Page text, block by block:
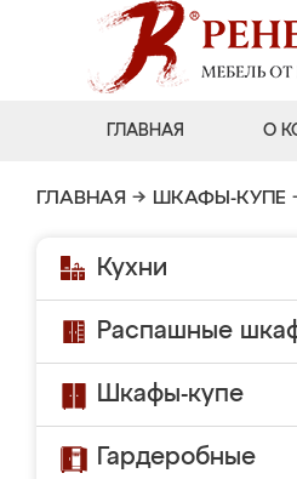
ГЛАВНАЯ О
ГЛАВНАЯ → ШКАФЫ-КУПЕ
Кухни
Распашные
Шкафы-купе
Гардеробные